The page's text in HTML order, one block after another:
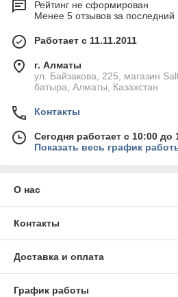
Рейтинг не сформирован
Менее 5 отзывов за последний
Работает с 11.11.2011
г. Алматы
ул. Байзакова, 225, магазин
батыра, Алматы, Казахстан
Контакты
Сегодня работает с 10:00 до
Показать весь график
О нас
Контакты
Доставка и оплата
График работы